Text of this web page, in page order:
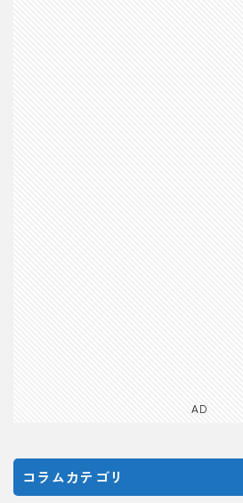
AD
コラムカテゴリ